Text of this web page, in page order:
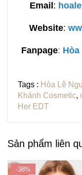
Email :
Website:
Fanpage: Hòa
Tags : Hòa Lê
Khánh Cosmetic,
Her EDT
Sản phẩm liên
-38%